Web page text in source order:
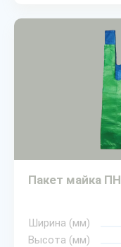
Пакет майка
Ширина (мм)
Высота (мм)